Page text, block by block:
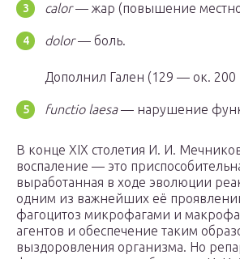
calor— жар (повышение
dolor— боль.
Дополнил Гален (129 — ок. 200
functio laesa— нарушение
В конце XIX столетия И. И.
воспаление — это
выработанная в ходе эволюции
одним из важнейших её
фагоцитоз микрофагами и
агентов и обеспечение таким
выздоровления организма. Но